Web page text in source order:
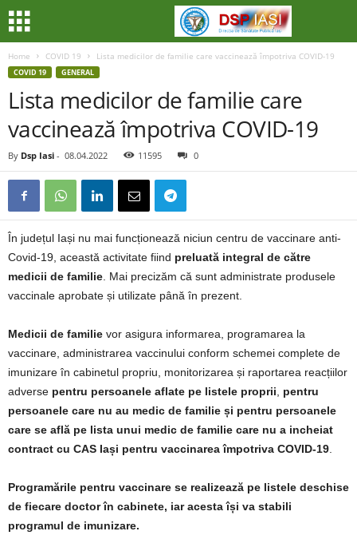
Home COVID 19 Lista medicilor de familie care vaccinează împotriva COVID-19
COVID 19 GENERAL
Lista medicilor de familie care
vaccinează împotriva COVID-19
By Dsp Iasi - 08.04.2022 11595 0
În județul Iași nu mai funcționează niciun centru de vaccinare anti-
Covid-19, această activitate fiind preluată integral de către
medicii de familie . Mai precizăm că sunt administrate produsele
vaccinale aprobate și utilizate până în prezent.
Medicii de familie vor asigura informarea, programarea la
vaccinare, administrarea vaccinului conform schemei complete de
imunizare în cabinetul propriu, monitorizarea și raportarea reacțiilor
adverse pentru persoanele aflate pe listele proprii
pentru
persoanele care nu au medic de familie și pentru persoanele
care se află pe lista unui medic de familie care nu a incheiat
contract cu CAS Iași pentru vaccinarea împotriva COVID-19
Programările pentru vaccinare se realizează pe listele deschise
de fiecare doctor în cabinete, iar acesta își va stabili
programul de imunizare.